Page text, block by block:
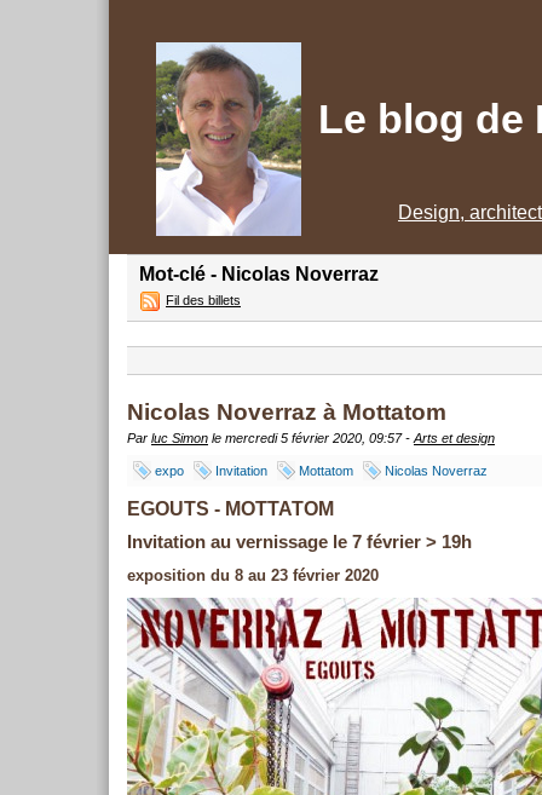
Le blog de
Design,
Mot-clé - Nicolas Noverraz
Fil des billets
Nicolas Noverraz à Mottatom
Par luc Simon le mercredi 5 février 2020, 09:57 - Arts et design
expo Invitation Mottatom Nicolas Noverraz
EGOUTS - MOTTATOM
Invitation au vernissage le 7 février > 19h
exposition du 8 au 23 février 2020